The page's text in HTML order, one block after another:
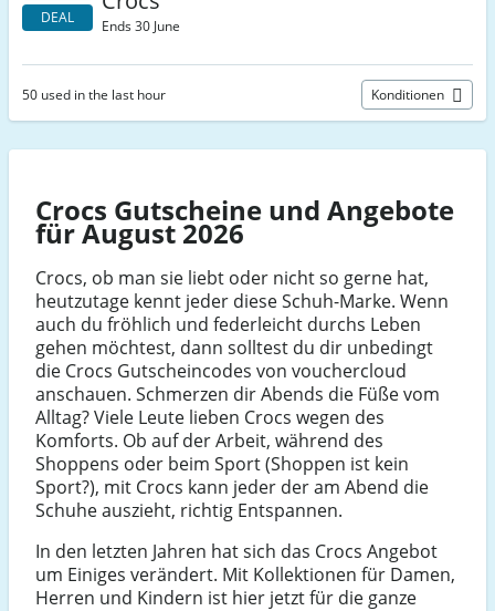
DEAL Ends 30 June
50 used in the last hour Konditionen
Crocs Gutscheine und Angebote
für August 2026
Crocs, ob man sie liebt oder nicht so gerne hat,
heutzutage kennt jeder diese Schuh-Marke. Wenn
auch du fröhlich und federleicht durchs Leben
gehen möchtest, dann solltest du dir unbedingt
die Crocs Gutscheincodes von vouchercloud
anschauen. Schmerzen dir Abends die Füße vom
Alltag? Viele Leute lieben Crocs wegen des
Komforts. Ob auf der Arbeit, während des
Shoppens oder beim Sport (Shoppen ist kein
Sport?), mit Crocs kann jeder der am Abend die
Schuhe auszieht, richtig Entspannen.
In den letzten Jahren hat sich das Crocs Angebot
um Einiges verändert. Mit Kollektionen für Damen,
Herren und Kindern ist hier jetzt für die ganze